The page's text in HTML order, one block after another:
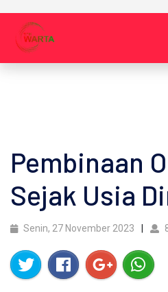
Pembinaan
Sejak Usia
Senin, 27 November 2023